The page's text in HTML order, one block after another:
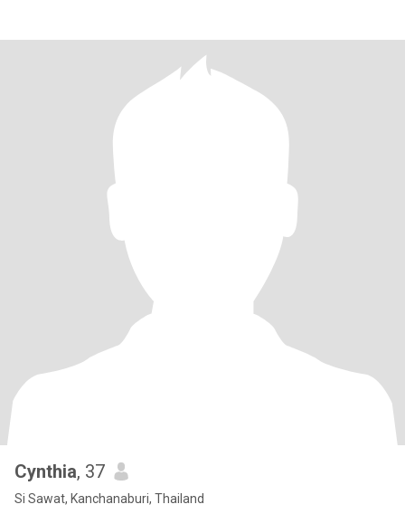
Cynthia, 37
Si Sawat, Kanchanaburi, Thailand